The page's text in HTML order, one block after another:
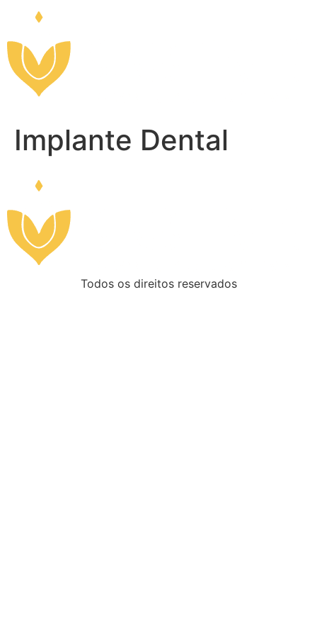
Implante Dental
Todos os direitos reservados